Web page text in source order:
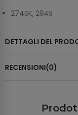
274SK, 294S
DETTAGLI DEL
RECENSIONI(0)